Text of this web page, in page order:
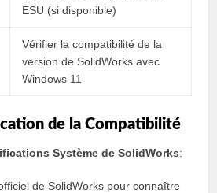
ESU (si disponible)
Vérifier la compatibilité de la
version de SolidWorks avec
Windows 11
de la Compatibilité
Système de SolidWorks:
de SolidWorks pour connaître